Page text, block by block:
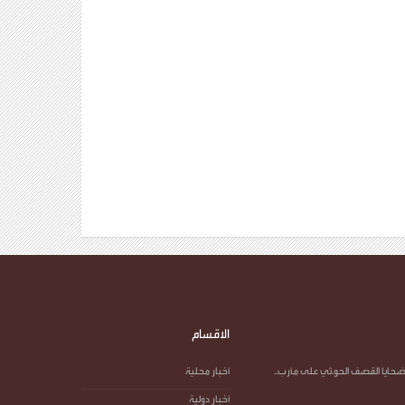
القصف الحو.ثي على مأرب..
الاقسام
أخبار محلية
أخبار دولية